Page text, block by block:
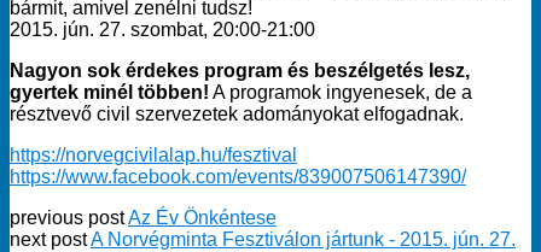
bármit, amivel zenélni tudsz!
2015. jún. 27. szombat, 20:00-21:00
Nagyon sok érdekes program és beszélgetés lesz,
gyertek minél többen! A programok ingyenesek, de a
résztvevő civil szervezetek adományokat elfogadnak.
https://norvegcivilalap.hu/fesztival
https://www.facebook.com/events/839007506147390/
previous postAz Év Önkéntese
next postA Norvégminta Fesztiválon jártunk - 2015. jún. 27.